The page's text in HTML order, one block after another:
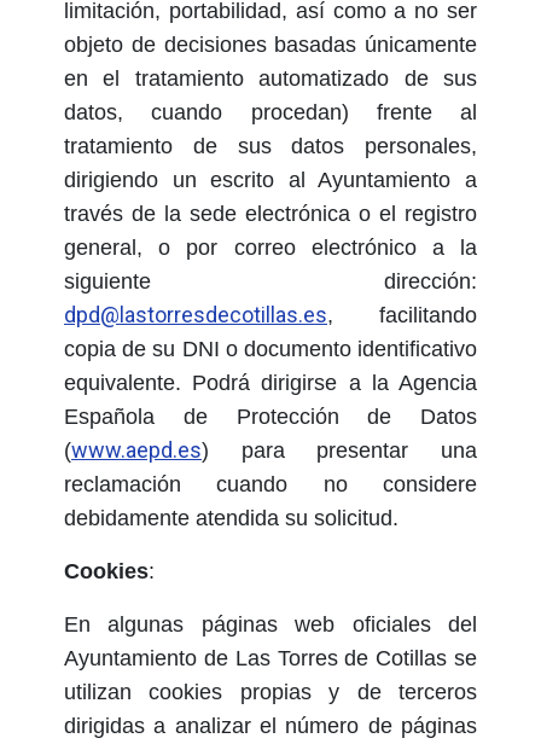
limitación, portabilidad, así como a no ser
objeto de decisiones basadas únicamente
en el tratamiento automatizado de sus
datos, cuando procedan) frente al
tratamiento de sus datos personales,
dirigiendo un escrito al Ayuntamiento a
través de la sede electrónica o el registro
general, o por correo electrónico a la
siguiente dirección:
dpd@lastorresdecotillas.es, facilitando
copia de su DNI o documento identificativo
equivalente. Podrá dirigirse a la Agencia
Española de Protección de Datos
(www.aepd.es) para presentar una
reclamación cuando no considere
debidamente atendida su solicitud.
Cookies:
En algunas páginas web oficiales del
Ayuntamiento de Las Torres de Cotillas se
utilizan cookies propias y de terceros
dirigidas a analizar el número de páginas